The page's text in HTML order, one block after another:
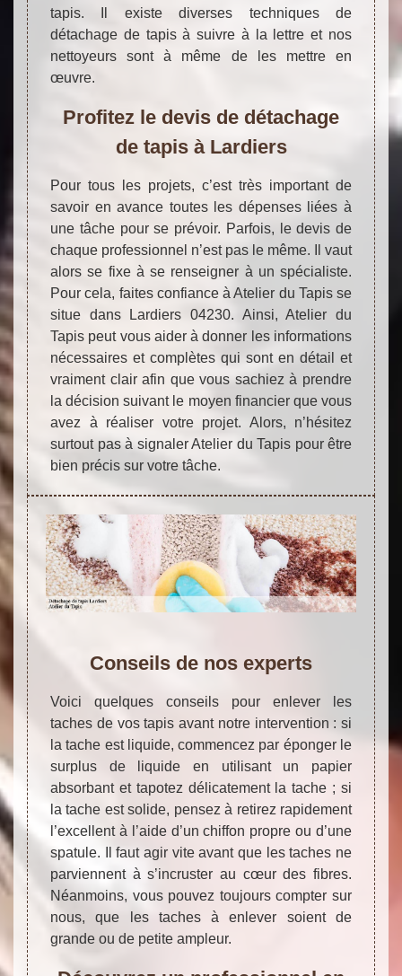
tapis. Il existe diverses techniques de
détachage de tapis à suivre à la lettre et nos
nettoyeurs sont à même de les mettre en
œuvre.
Profitez le devis de détachage
de tapis à Lardiers
Pour tous les projets, c’est très important de
savoir en avance toutes les dépenses liées à
une tâche pour se prévoir. Parfois, le devis de
chaque professionnel n’est pas le même. Il vaut
alors se fixe à se renseigner à un spécialiste.
Pour cela, faites confiance à Atelier du Tapis se
situe dans Lardiers 04230. Ainsi, Atelier du
Tapis peut vous aider à donner les informations
nécessaires et complètes qui sont en détail et
vraiment clair afin que vous sachiez à prendre
la décision suivant le moyen financier que vous
avez à réaliser votre projet. Alors, n’hésitez
surtout pas à signaler Atelier du Tapis pour être
bien précis sur votre tâche.
Conseils de nos experts
Voici quelques conseils pour enlever les
taches de vos tapis avant notre intervention : si
la tache est liquide, commencez par éponger le
surplus de liquide en utilisant un papier
absorbant et tapotez délicatement la tache ; si
la tache est solide, pensez à retirez rapidement
l’excellent à l’aide d’un chiffon propre ou d’une
spatule. Il faut agir vite avant que les taches ne
parviennent à s’incruster au cœur des fibres.
Néanmoins, vous pouvez toujours compter sur
nous, que les taches à enlever soient de
grande ou de petite ampleur.